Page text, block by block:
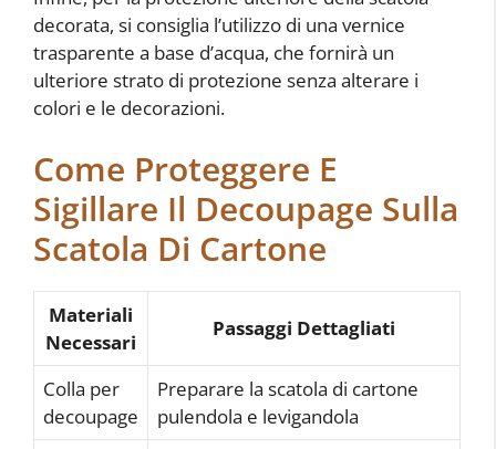
decorata, si consiglia l’utilizzo di una vernice
trasparente a base d’acqua, che fornirà un
ulteriore strato di protezione senza alterare i
colori e le decorazioni.
Come Proteggere E
Sigillare Il Decoupage Sulla
Scatola Di Cartone
Materiali
Necessari
Passaggi Dettagliati
Colla per
decoupage
Preparare la scatola di cartone
pulendola e levigandola